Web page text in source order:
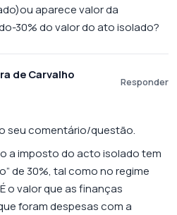
aparece valor da
30% do valor do ato isolado?
de Carvalho
Responder
seu comentário/questão.
a imposto do acto isolado tem
de 30%, tal como no regime
o valor que as finanças
foram despesas com a